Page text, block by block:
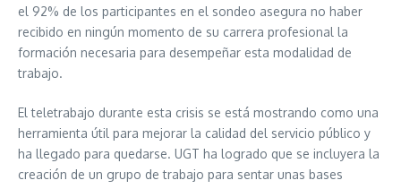
el 92% de los participantes en el sondeo asegura no haber
recibido en ningún momento de su carrera profesional la
formación necesaria para desempeñar esta modalidad de
trabajo.
El teletrabajo durante esta crisis se está mostrando como una
herramienta útil para mejorar la calidad del servicio público y
ha llegado para quedarse. UGT ha logrado que se incluyera la
creación de un grupo de trabajo para sentar unas bases